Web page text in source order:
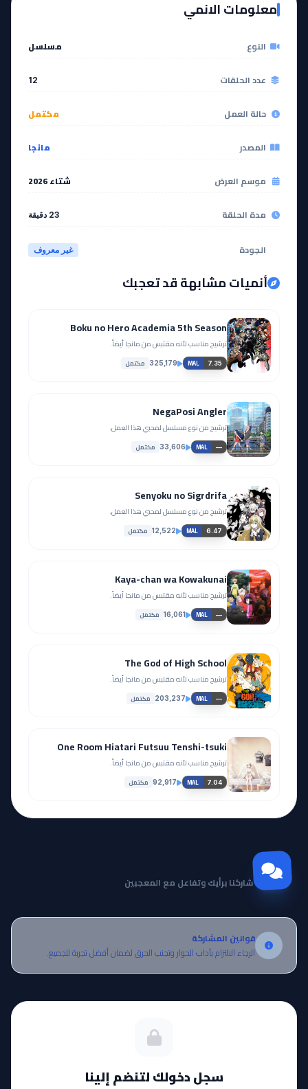
معلومات الانمي
النوع مسلسل
عدد الحلقات 12
حالة العمل مكتمل
المصدر مانجا
موسم العرض شتاء 2026
مدة الحلقة 23 دقيقة
الجودة غير معروف
أنميات مشابهة قد تعجبك
Boku no Hero Academia 5th Season
ترشيح مناسب لأنه مقتبس من مانجا أيضاً.
MAL 7.35
325,179 مكتمل
NegaPosi Angler
ترشيح من نوع مسلسل لمحبي هذا العمل.
MAL —
33,606 مكتمل
Senyoku no Sigrdrifa
ترشيح من نوع مسلسل لمحبي هذا العمل.
MAL 6.47
12,522 مكتمل
Kaya-chan wa Kowakunai
ترشيح مناسب لأنه مقتبس من مانجا أيضاً.
MAL —
16,061 مكتمل
The God of High School
ترشيح مناسب لأنه مقتبس من مانجا أيضاً.
MAL —
203,237 مكتمل
One Room Hiatari Futsuu Tenshi-tsuki
ترشيح مناسب لأنه مقتبس من مانجا أيضاً.
MAL 7.04
92,917 مكتمل
مجتمع Otanyuu
شاركنا برأيك وتفاعل مع المعجبين
قوانين المشاركة
الرجاء الالتزام بآداب الحوار وتجنب الحرق لضمان أفضل تجربة للجميع.
سجل دخولك لتنضم إلينا